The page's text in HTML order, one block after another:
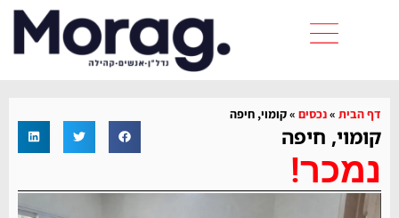
דף הבית »נכסים »קומוי, חיפה
קומוי, חיפה
נמכר!